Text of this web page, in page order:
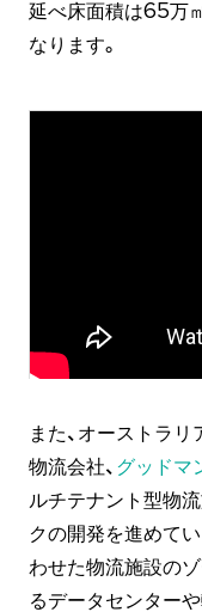
延べ床面積は65万
なります。
また、オーストラ
物流会社、 グッドマ
ルチテナント型物
クの開発を進めて
わせた物流施設の
るデータセンターや